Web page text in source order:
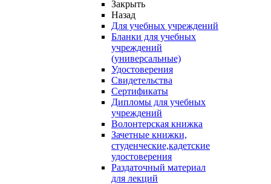
Закрыть
Назад
Для учебных учреждений
Бланки для учебных
учреждений
(универсальные)
Удостоверения
Свидетельства
Сертификаты
Дипломы для учебных
учреждений
Волонтерская книжка
Зачетные книжки,
студенческие,кадетские
удостоверения
Раздаточный материал
для лекций